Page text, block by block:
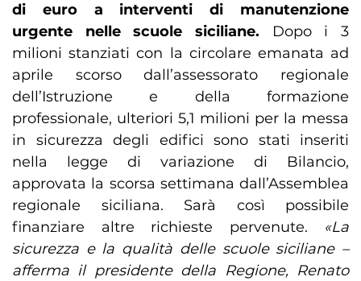
di euro a interventi di manutenzione
urgente nelle scuole siciliane.
Dopo i 3
milioni stanziati con la circolare emanata ad
aprile scorso dall’assessorato regionale
dell’Istruzione e della formazione
professionale, ulteriori 5,1 milioni per la messa
in sicurezza degli edifici sono stati inseriti
nella legge di variazione di Bilancio,
approvata la scorsa settimana dall’Assemblea
regionale siciliana. Sarà così possibile
finanziare altre richieste pervenute. «La
sicurezza e la qualità delle scuole siciliane –
afferma il presidente della Regione, Renato